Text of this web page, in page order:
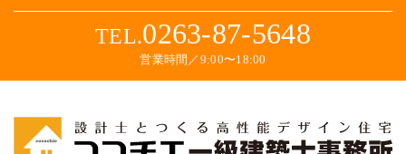
TEL.0263-87-5648
営業時間／9:00〜18:00